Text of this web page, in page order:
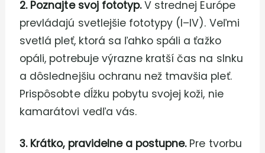
2. Poznajte svoj fototyp.V strednej Európe
prevládajú svetlejšie fototypy (I–IV). Veľmi
svetlá pleť, ktorá sa ľahko spáli a ťažko
opáli, potrebuje výrazne kratší čas na slnku
a dôslednejšiu ochranu než tmavšia pleť.
Prispôsobte dĺžku pobytu svojej koži, nie
kamarátovi vedľa vás.
3. Krátko, pravidelne a postupne.Pre tvorbu